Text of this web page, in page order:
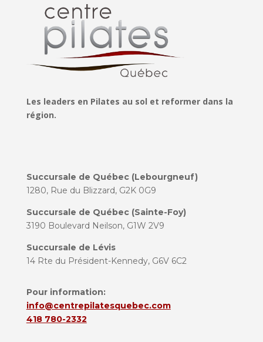
Les leaders en Pilates au sol et reformer dans la
région.
Succursale de Québec (Lebourgneuf)
1280, Rue du Blizzard, G2K 0G9
Succursale de Québec (Sainte-Foy)
3190 Boulevard Neilson, G1W 2V9
Succursale de Lévis
14 Rte du Président-Kennedy, G6V 6C2
Pour information:
info@centrepilatesquebec.com
418 780-2332